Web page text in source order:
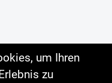
um Ihren
zu